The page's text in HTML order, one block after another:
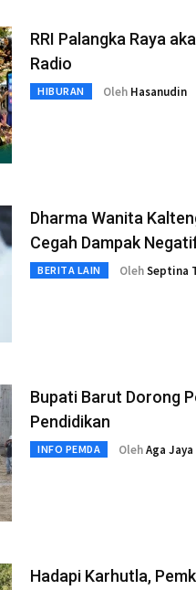
RRI Palangka Raya
Radio
HIBURAN Oleh Hasanudin
Dharma Wanita
Cegah Dampak
BERITA LAIN OlehSeptina
Bupati Barut Dorong
Pendidikan
INFO PEMDA OlehAga
Hadapi Karhutla,